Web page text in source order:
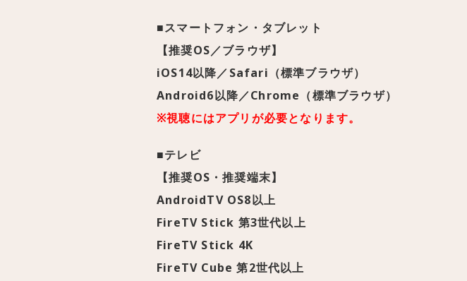
■スマートフォン・タブレット
【推奨OS／ブラウザ】
iOS14以降／Safari（標準ブラウザ）
Android6以降／Chrome（標準ブラウザ）
※視聴にはアプリが必要となります。
■テレビ
【推奨OS・推奨端末】
AndroidTV OS8以上
FireTV Stick 第3世代以上
FireTV Stick 4K
FireTV Cube 第2世代以上